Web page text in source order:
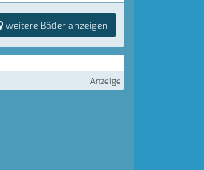
weitere Bäder anzeigen
Anzeige